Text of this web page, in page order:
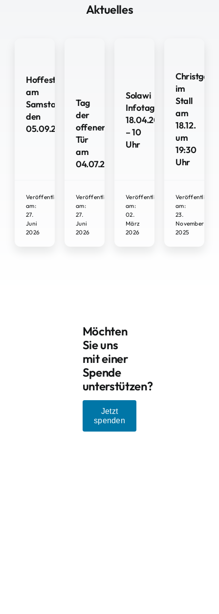
Aktuelles
Hoffest
am
Samstag
den
05.09.2026
Veröffentlicht
am:
27.
Juni
2026
Tag
der
offenen
Tür
am
04.07.2026
Veröffentlicht
am:
27.
Juni
2026
Solawi
Infotag
18.04.2026
– 10
Uhr
Veröffentlicht
am:
02.
März
2026
im
Stall
am
18.12.
um
19:30
Uhr
Veröffentlicht
am:
23.
November
2025
Möchten
Sie uns
mit einer
Spende
unterstützen?
Jetzt
spenden